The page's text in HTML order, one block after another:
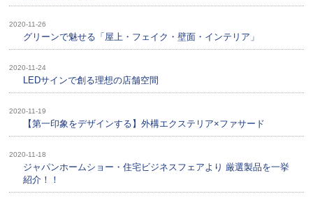
2020-11-26
グリーンで魅せる「屋上・フェイク・壁面・インテリア」
2020-11-24
LEDサインで創る理想の店舗空間
2020-11-19
【第一印象をデザインする】外構エクステリア×ファサード
2020-11-18
ジャパンホームショー・住宅ビジネスフェアより 厳選製品を一挙
紹介！！